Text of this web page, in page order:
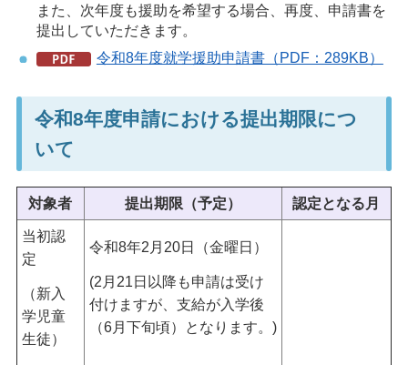
また、次年度も援助を希望する場合、再度、申請書を
提出していただきます。
令和8年度就学援助申請書（PDF：289KB）
令和8年度申請における提出期限につ
いて
対象者 提出期限（予定） 認定となる月
当初認
定
（新入
学児童
生徒）
令和8年2月20日（金曜日）
(2月21日以降も申請は受け
付けますが、支給が入学後
（6月下旬頃）となります。)